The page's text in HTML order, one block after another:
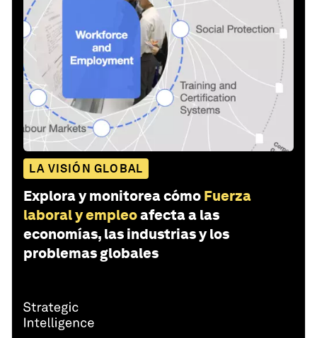
LA VISIÓN GLOBAL
Explora y monitorea cómo Fuerza
laboral y empleoafecta a las
economías, las industrias y los
problemas globales